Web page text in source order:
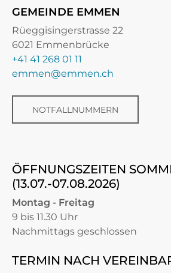
GEMEINDE EMMEN
Rüeggisingerstrasse 22
6021 Emmenbrücke
+41 41 268 01 11
emmen@emmen.ch
NOTFALLNUMMERN
ÖFFNUNGSZEITEN
(13.07.-07.08.2026)
Montag - Freitag
9 bis 11.30 Uhr
Nachmittags geschlossen
TERMIN NACH